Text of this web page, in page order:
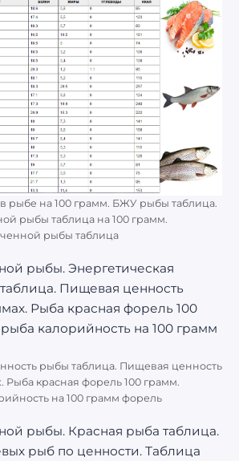
рыбе на 100 грамм. БЖУ рыбы таблица.
рыбы таблица на 100 грамм.
рыбы таблица
рыбы таблица. Пищевая ценность
Рыба красная форель 100 грамм.
на 100 грамм форель